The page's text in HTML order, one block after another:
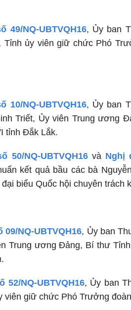
49/NQ-UBTVQH16, Ủy ban
Tỉnh ủy viên giữ chức Phó
10/NQ-UBTVQH16, Ủy ban
Triết, Ủy viên Trung ương
tỉnh Đắk Lắk.
50/NQ-UBTVQH16và Nghị
kết quả bầu các bà
biểu Quốc hội chuyên trách
09/NQ-UBTVQH16, Ủy ban
Trung ương Đảng, Bí thư
52/NQ-UBTVQH16, Ủy ban
viên giữ chức Phó Trưởng